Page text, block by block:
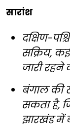
सारांश
दक्षिण-
सक्रिय, कई
जारी रहने
बंगाल की
सकता है,
झारखंड में